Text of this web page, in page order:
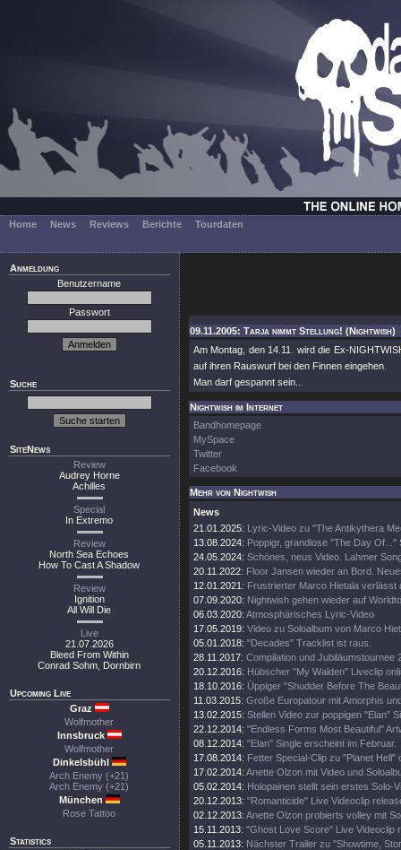
Home News Reviews Berichte Tourdaten
Anmeldung
Benutzername
Passwort
Suche
SiteNews
Review
Audrey Horne
Achilles
Special
In Extremo
Review
North Sea Echoes
How To Cast A Shadow
Review
Ignition
All Will Die
Live
21.07.2026
Bleed From Within
Conrad Sohm, Dornbirn
Upcoming Live
Graz
Wolfmother
Innsbruck
Wolfmother
Dinkelsbühl
Arch Enemy (+21)
Arch Enemy (+21)
München
Rose Tattoo
Statistics
09.11.2005: Tarja nimmt Stellung! (Nightwish)
Am Montag, den 14.11. wird die Ex-
auf ihren Rauswurf bei den Finnen eingehen.
Man darf gespannt sein...
Nightwish im Internet
Bandhomepage
MySpace
Twitter
Facebook
Mehr von Nightwish
News
21.01.2025: Lyric-Video zu "The Antikythera
13.08.2024: Poppigr, grandiose "The Day Of..."
24.05.2024: Schönes, neus Video. Lahmer
20.11.2022: Floor Jansen wieder an Bord.
12.01.2021: Frustrierter Marco Hietala verlässt
07.09.2020: Nightwish gehen wieder auf
06.03.2020: Atmosphärisches Lyric-Video
17.05.2019: Video zu Soloalbum von Marco
05.01.2018: "Decades" Tracklist ist raus.
28.11.2017: Compilation und Jubiläumstournee
20.12.2016: Hübscher "My Walden" Liveclip
18.10.2016: Üppiger "Shudder Before The
11.03.2015: Große Europatour mit Amorphis
13.02.2015: Stellen Video zur poppigen "Elan"
22.12.2014: "Endless Forms Most Beautiful"
08.12.2014: "Elan" Single erscheint im Februar.
17.08.2014: Fetter Special-Clip zu "Planet Hell"
17.02.2014: Anette Olzon mit Video und
05.02.2014: Holopainen stellt sein erstes Solo-
20.12.2013: "Romanticide" Live Videoclip
02.12.2013: Anette Olzon probierts volley mit
15.11.2013: "Ghost Love Score" Live Videoclip
05.11.2013: Nächster Trailer zu "Showtime,